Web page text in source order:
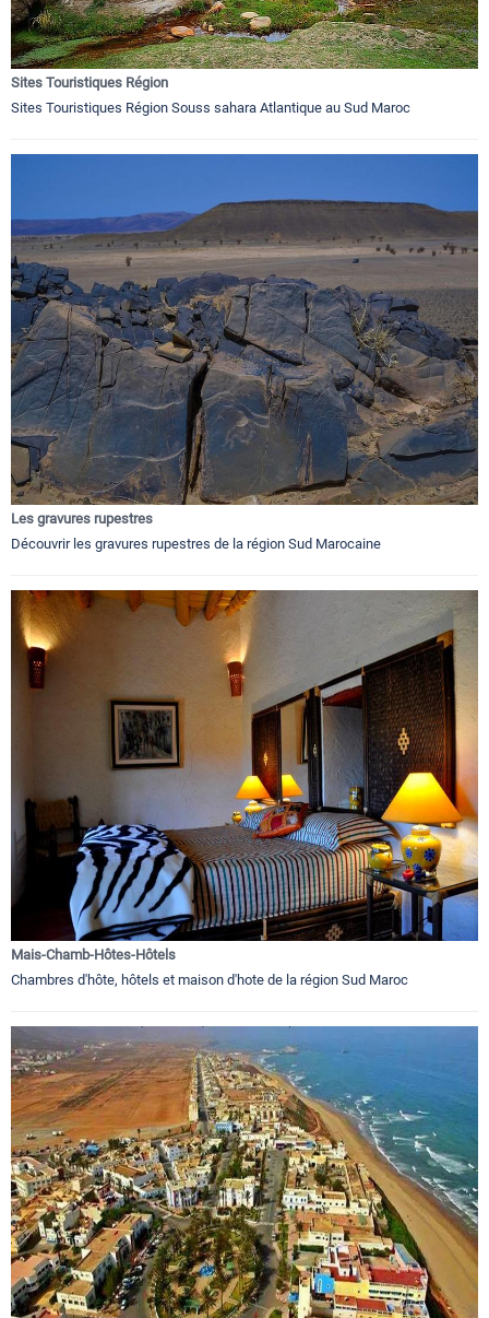
Sites Touristiques Région
Sites Touristiques Région Souss sahara Atlantique au Sud Maroc
Les gravures rupestres
Découvrir les gravures rupestres de la région Sud Marocaine
Mais-Chamb-Hôtes-Hôtels
Chambres d'hôte, hôtels et maison d'hote de la région Sud Maroc